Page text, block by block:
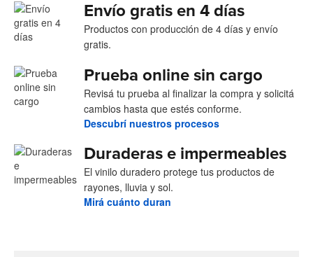
Envío gratis en 4 días
Productos con producción de 4 días y envío
gratis.
Prueba online sin cargo
Revisá tu prueba al finalizar la compra y solicitá
cambios hasta que estés conforme.
Descubrí nuestros procesos
Duraderas e impermeables
El vinilo duradero protege tus productos de
rayones, lluvia y sol.
Mirá cuánto duran